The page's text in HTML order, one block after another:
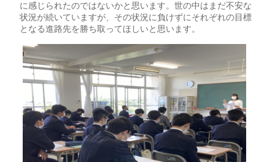
に感じられたのではないかと思います。世の中はまだ不安な
状況が続いていますが、その状況に負けずにそれぞれの目標
となる進路先を勝ち取ってほしいと思います。